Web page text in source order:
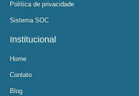
Política de privacidade
Sistema SOC
Institucional
Home
Contato
Blog